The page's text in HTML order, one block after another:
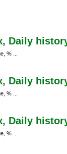
history
% ...
history
% ...
history
% ...